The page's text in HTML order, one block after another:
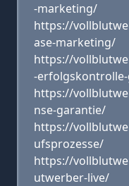
-marketing/
https://
ase-marketing/
https://
-
https://
nse-garantie/
https://
ufsprozesse/
https://
utwerber-live/